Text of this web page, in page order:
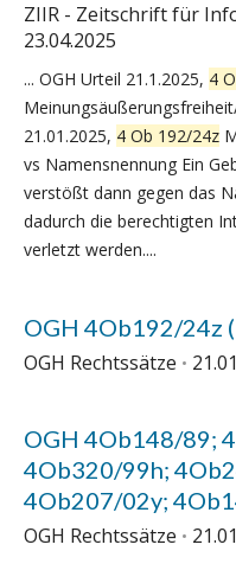
ZIIR - Zeitschrift für
23.04.2025
... OGH Urteil 21.1.2025, 4
21.01.2025, 4 Ob 192/24z
vs Namensnennung Ein
verstößt dann gegen das
dadurch die berechtigten
verletzt werden....
OGH 4Ob192/24z
OGH Rechtssätze
OGH 4Ob148/89;
4Ob320/99h;
4Ob207/02y;
4Ob103/03f;
OGH Rechtssätze